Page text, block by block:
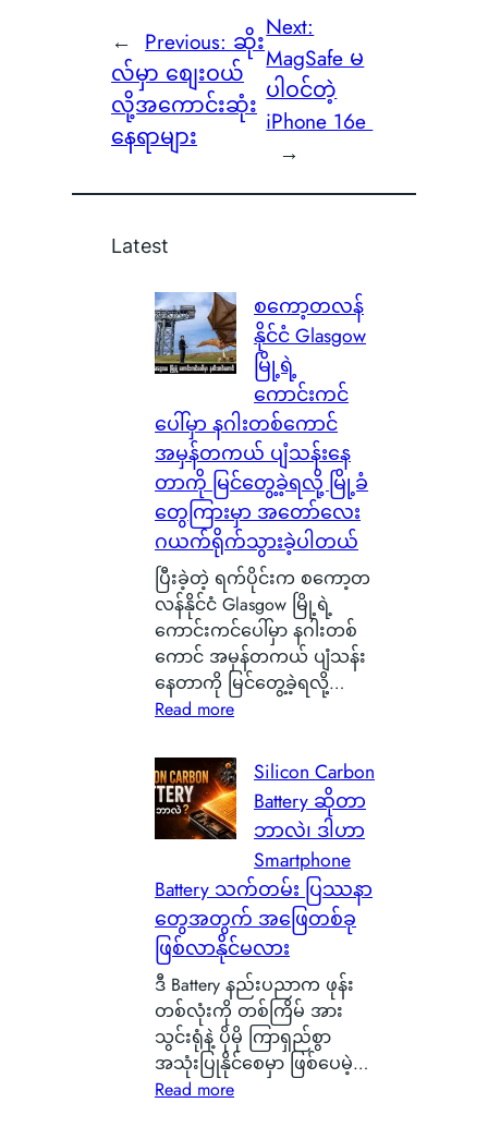
← Previous: ဆိုး
လ်မှာ စျေးဝယ်
လို့အကောင်းဆုံး
နေရာများ
Next:
MagSafe မ
ပါဝင်တဲ့
iPhone 16e
→
Latest
စကော့တလန်
နိုင်ငံ Glasgow
မြို့ရဲ့
ကောင်းကင်
ပေါ်မှာ နဂါးတစ်ကောင်
အမှန်တကယ် ပျံသန်းနေ
တာကို မြင်တွေ့ခဲ့ရလို့ မြို့ခံ
တွေကြားမှာ အတော်လေး
ဂယက်ရိုက်သွားခဲ့ပါတယ်
ပြီးခဲ့တဲ့ ရက်ပိုင်းက စကော့တ
လန်နိုင်ငံ Glasgow မြို့ရဲ့
ကောင်းကင်ပေါ်မှာ နဂါးတစ်
ကောင် အမှန်တကယ် ပျံသန်း
နေတာကို မြင်တွေ့ခဲ့ရလို့…
Read more:
ကေ
ာ့
တ
လ
နို
င်
ငံ
G
l
a
s
g
o
Silicon Carbon
Battery ဆိုတာ
ဘာလဲ၊ ဒါဟာ
Smartphone
Battery သက်တမ်း ပြဿနာ
တွေအတွက် အဖြေတစ်ခု
ဖြစ်လာနိုင်မလား
ဒီ Battery နည်းပညာက ဖုန်း
တစ်လုံးကို တစ်ကြိမ် အား
သွင်းရုံနဲ့ ပိုမို ကြာရှည်စွာ
အသုံးပြုနိုင်စေမှာ ဖြစ်ပေမဲ့…
Read more: